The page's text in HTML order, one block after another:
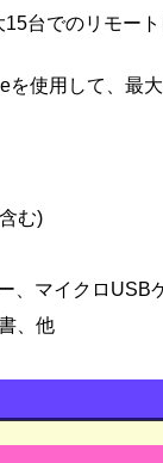
台でのリモー
を使用して、最
む)
、マイクロUSB
、他